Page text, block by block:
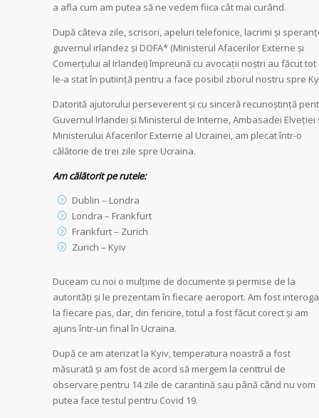
a afla cum am putea să ne vedem fiica cât mai curând.
După câteva zile, scrisori, apeluri telefonice, lacrimi și
guvernul irlandez și DOFA* (Ministerul Afacerilor Externe și
Comerțului al Irlandei) împreună cu avocații noștri au făcut tot
le-a stat în putiință pentru a face posibil zborul nostru spre
Datorită ajutorului perseverent și cu sinceră recunoștință
Guvernul Irlandei și Ministerul de Interne, Ambasadei Elveției
Ministerului Afacerilor Externe al Ucrainei, am plecat într-o
călătorie de trei zile spre Ucraina.
Am călătorit pe rutele:
Dublin – Londra
Londra – Frankfurt
Frankfurt – Zurich
Zurich – Kyiv
Duceam cu noi o mulțime de documente și permise de la
autorități și le prezentam în fiecare aeroport. Am fost
la fiecare pas, dar, din fericire, totul a fost făcut corect și am
ajuns într-un final în Ucraina.
După ce am aterizat la Kyiv, temperatura noastră a fost
măsurată și am fost de acord să mergem la centtrul de
observare pentru 14 zile de carantină sau până când nu vom
putea face testul pentru Covid 19.